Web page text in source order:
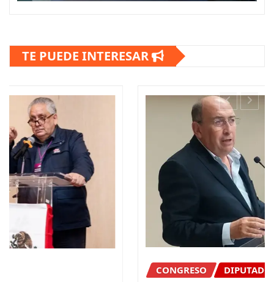
TE PUEDE INTERESAR
DIPUTADOS NACIONAL